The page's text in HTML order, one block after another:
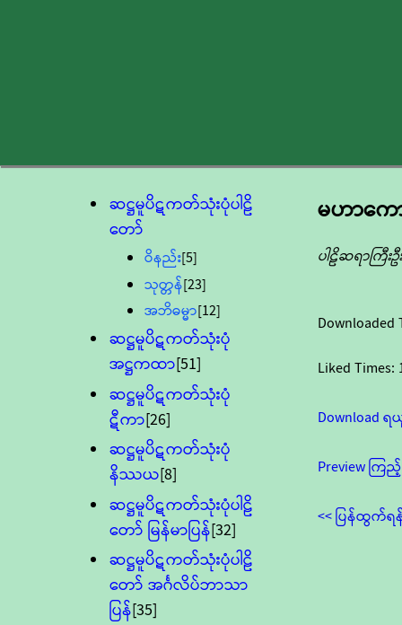
ဆဋ္ဌမူပိဋကတ်သုံးပုံပါဠိ
တော်
ဝိနည်း[5]
သုတ္တန်[23]
အဘိဓမ္မာ[12]
ဆဋ္ဌမူပိဋကတ်သုံးပုံ
အဋ္ဌကထာ[51]
ဆဋ္ဌမူပိဋကတ်သုံးပုံ
ဋီကာ[26]
ဆဋ္ဌမူပိဋကတ်သုံးပုံ
နိဿယ[8]
ဆဋ္ဌမူပိဋကတ်သုံးပုံပါဠိ
တော် မြန်မာပြန်[32]
ဆဋ္ဌမူပိဋကတ်သုံးပုံပါဠိ
တော် အင်္ဂလိပ်ဘာသာ
ပြန်[35]
မဟာက
ပါဠိဆရာကြီး
Downloaded
Liked Times:
Download
Preview ကြ
<< ပြန်ထွက်ရ